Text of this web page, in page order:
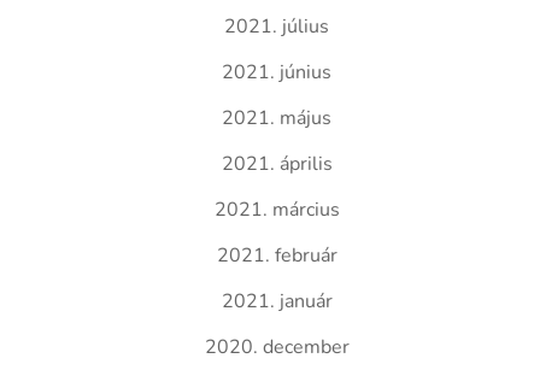
2021. július
2021. június
2021. május
2021. április
2021. március
2021. február
2021. január
2020. december